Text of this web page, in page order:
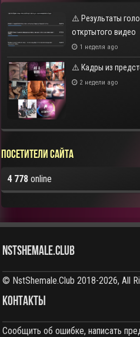
⚠️ Результаты
откртытого видео
1 неделя ago
⚠️ Кадры из
2 недели ago
Посетители сайта
4 778 online
NstShemale.Club
© NstShemale.Club 2018-2026, All
КОНТАКТЫ
Сообщить об ошибке, написать